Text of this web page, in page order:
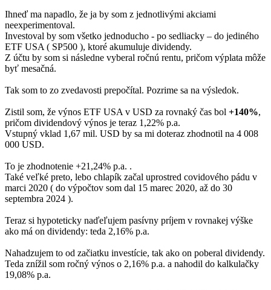
Ihneď ma napadlo, že ja by som z jednotlivými akciami
neexperimentoval.
Investoval by som všetko jednoducho - po sedliacky – do jediného
ETF USA ( SP500 ), ktoré akumuluje dividendy.
Z účtu by som si následne vyberal ročnú rentu, pričom výplata môže
byť mesačná.
Tak som to zo zvedavosti prepočítal. Pozrime sa na výsledok.
Zistil som, že výnos ETF USA v USD za rovnaký čas bol +140%,
pričom dividendový výnos je teraz 1,22% p.a.
Vstupný vklad 1,67 mil. USD by sa mi doteraz zhodnotil na 4 008
000 USD.
To je zhodnotenie +21,24% p.a. .
Také veľké preto, lebo chlapík začal uprostred covidového pádu v
marci 2020 ( do výpočtov som dal 15 marec 2020, až do 30
septembra 2024 ).
Teraz si hypoteticky naďeľujem pasívny príjem v rovnakej výške
ako má on dividendy: teda 2,16% p.a.
Nahadzujem to od začiatku investície, tak ako on poberal dividendy.
Teda znížil som ročný výnos o 2,16% p.a. a nahodil do kalkulačky
19,08% p.a.